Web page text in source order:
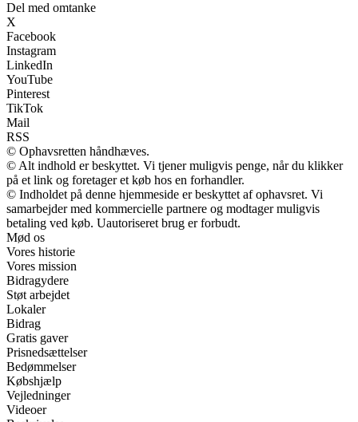
Del med omtanke
X
Facebook
Instagram
LinkedIn
YouTube
Pinterest
TikTok
Mail
RSS
© Ophavsretten håndhæves.
© Alt indhold er beskyttet. Vi tjener muligvis penge, når du klikker
på et link og foretager et køb hos en forhandler.
© Indholdet på denne hjemmeside er beskyttet af ophavsret. Vi
samarbejder med kommercielle partnere og modtager muligvis
betaling ved køb. Uautoriseret brug er forbudt.
Mød os
Vores historie
Vores mission
Bidragydere
Støt arbejdet
Lokaler
Bidrag
Gratis gaver
Prisnedsættelser
Bedømmelser
Købshjælp
Vejledninger
Videoer